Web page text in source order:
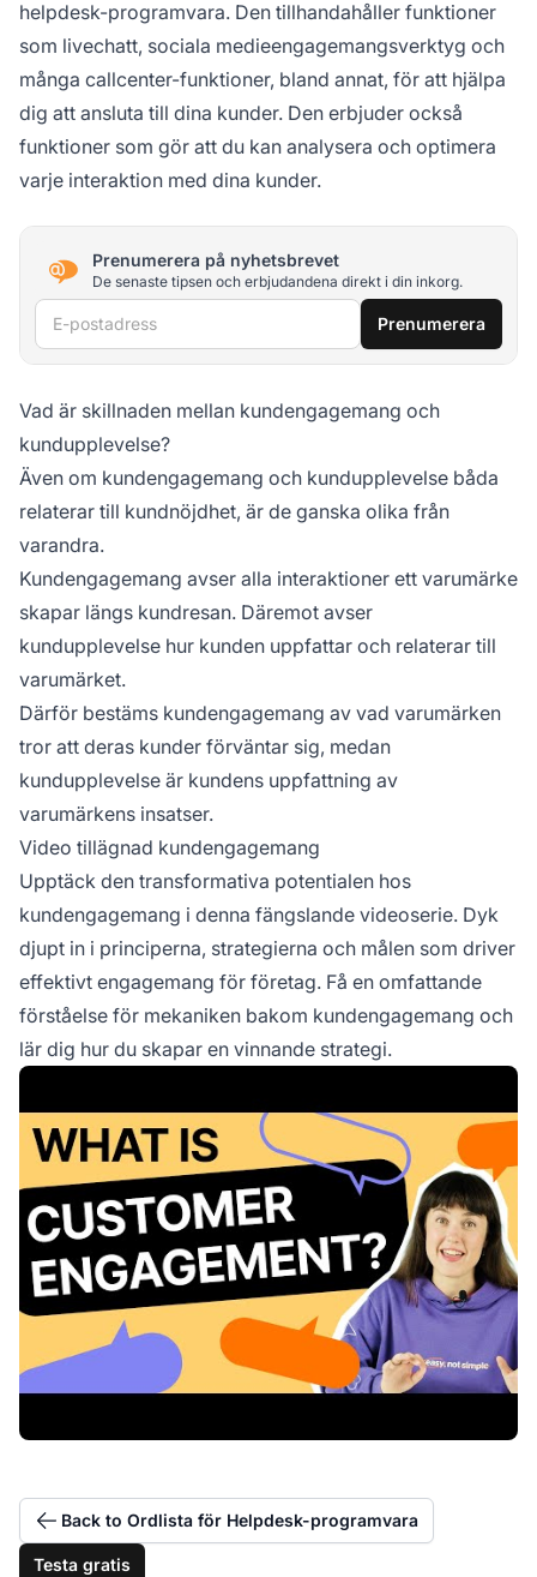
helpdesk-programvara. Den tillhandahåller funktioner
som livechatt, sociala medieengagemangsverktyg och
många callcenter-funktioner, bland annat, för att hjälpa
dig att ansluta till dina kunder. Den erbjuder också
funktioner som gör att du kan analysera och optimera
varje interaktion med dina kunder.
Prenumerera på nyhetsbrevet
De senaste tipsen och erbjudandena direkt i din inkorg.
E-postadress Prenumerera
Vad är skillnaden mellan kundengagemang och
kundupplevelse?
Även om kundengagemang och kundupplevelse båda
relaterar till kundnöjdhet, är de ganska olika från
varandra.
Kundengagemang avser alla interaktioner ett varumärke
skapar längs kundresan. Däremot avser
kundupplevelse hur kunden uppfattar och relaterar till
varumärket.
Därför bestäms kundengagemang av vad varumärken
tror att deras kunder förväntar sig, medan
kundupplevelse är kundens uppfattning av
varumärkens insatser.
Video tillägnad kundengagemang
Upptäck den transformativa potentialen hos
kundengagemang i denna fängslande videoserie. Dyk
djupt in i principerna, strategierna och målen som driver
effektivt engagemang för företag. Få en omfattande
förståelse för mekaniken bakom kundengagemang och
lär dig hur du skapar en vinnande strategi.
Back to Ordlista för Helpdesk-programvara
Testa gratis